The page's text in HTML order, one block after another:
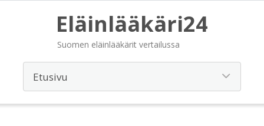
Eläinlääkäri24
Suomen eläinlääkärit vertailussa